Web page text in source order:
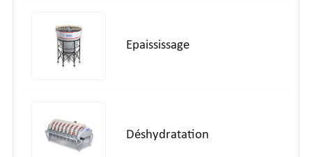
Epaississage
Déshydratation